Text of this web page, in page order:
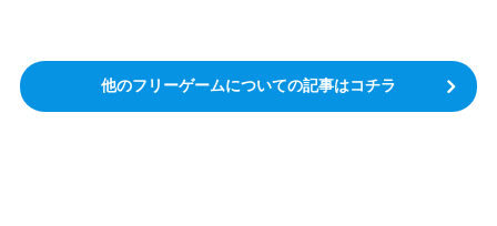
他のフリーゲームについての記事はコチラ